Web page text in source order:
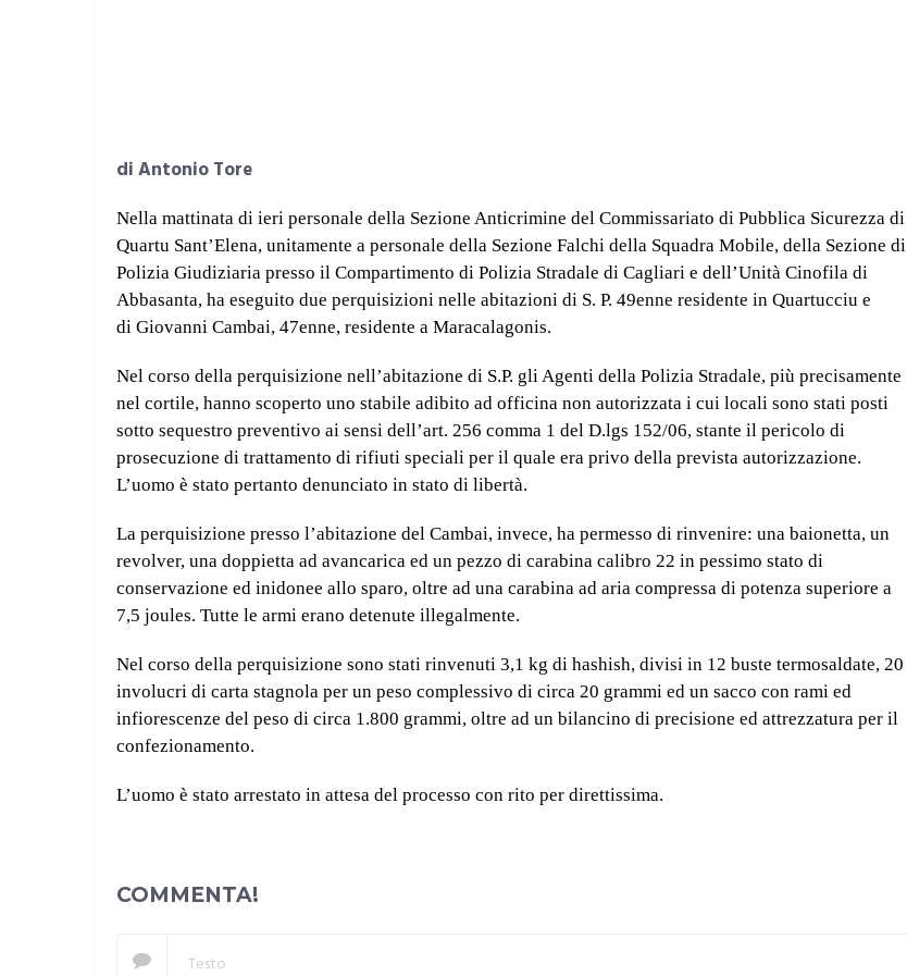
di Antonio Tore
Nella mattinata di ieri personale della Sezione Anticrimine del Commissariato di Pubblica Sicurezza di
Quartu Sant’Elena, unitamente a personale della Sezione Falchi della Squadra Mobile, della Sezione di
Polizia Giudiziaria presso il Compartimento di Polizia Stradale di Cagliari e dell’Unità Cinofila di
Abbasanta, ha eseguito due perquisizioni nelle abitazioni di S. P. 49enne residente in Quartucciu e
di Giovanni Cambai, 47enne, residente a Maracalagonis.
Nel corso della perquisizione nell’abitazione di S.P. gli Agenti della Polizia Stradale, più precisamente
nel cortile, hanno scoperto uno stabile adibito ad officina non autorizzata i cui locali sono stati posti
sotto sequestro preventivo ai sensi dell’art. 256 comma 1 del D.lgs 152/06, stante il pericolo di
prosecuzione di trattamento di rifiuti speciali per il quale era privo della prevista autorizzazione.
L’uomo è stato pertanto denunciato in stato di libertà.
La perquisizione presso l’abitazione del Cambai, invece, ha permesso di rinvenire: una baionetta, un
revolver, una doppietta ad avancarica ed un pezzo di carabina calibro 22 in pessimo stato di
conservazione ed inidonee allo sparo, oltre ad una carabina ad aria compressa di potenza superiore a
7,5 joules. Tutte le armi erano detenute illegalmente.
Nel corso della perquisizione sono stati rinvenuti 3,1 kg di hashish, divisi in 12 buste termosaldate, 20
involucri di carta stagnola per un peso complessivo di circa 20 grammi ed un sacco con rami ed
infiorescenze del peso di circa 1.800 grammi, oltre ad un bilancino di precisione ed attrezzatura per il
confezionamento.
L’uomo è stato arrestato in attesa del processo con rito per direttissima.
COMMENTA!